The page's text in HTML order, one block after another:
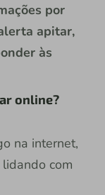
por
apitar,
às
online?
na internet,
com